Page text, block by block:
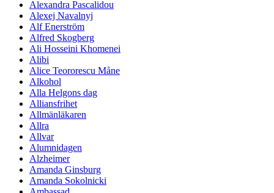
Alexandra Pascalidou
Alexej Navalnyj
Alf Enerström
Alfred Skogberg
Ali Hosseini Khomenei
Alibi
Alice Teororescu Måne
Alkohol
Alla Helgons dag
Alliansfrihet
Allmänläkaren
Allra
Allvar
Alumnidagen
Alzheimer
Amanda Ginsburg
Amanda Sokolnicki